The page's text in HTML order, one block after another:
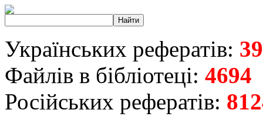
Українських рефератів:
Файлів в бібліотеці: 4694
Російських рефератів: